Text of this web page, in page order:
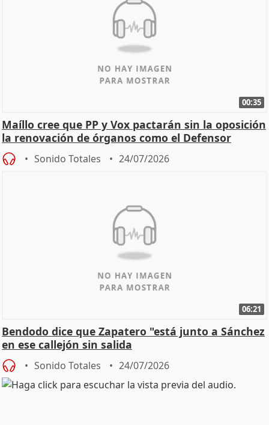
00:35
Maíllo cree que PP y Vox pactarán sin la oposición
la renovación de órganos como el Defensor
Sonido Totales 24/07/2026
06:21
Bendodo dice que Zapatero "está junto a Sánchez
en ese callejón sin salida
Sonido Totales 24/07/2026